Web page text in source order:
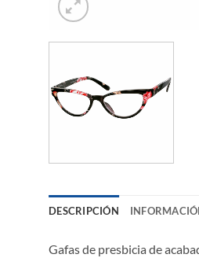
DESCRIPCIÓN
Gafas de presbicia de